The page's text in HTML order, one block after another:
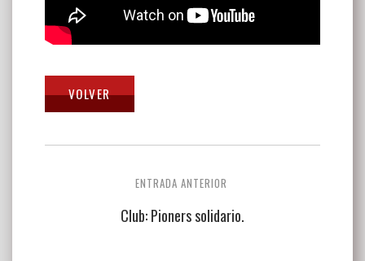
ENTRADA ANTERIOR
Club: Pioners solidario.